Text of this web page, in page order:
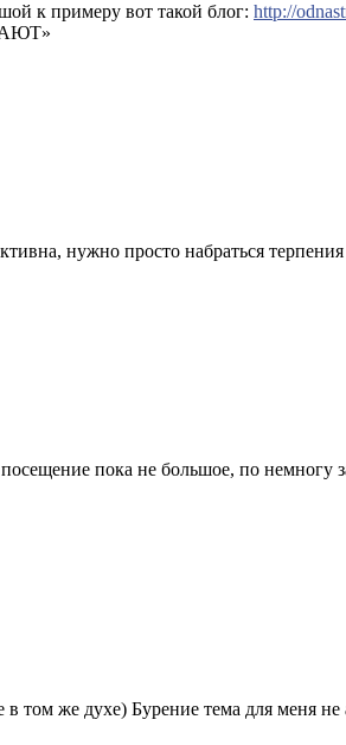
к примеру вот такой блог: http://
нужно просто набраться
пока не большое, по немногу
же духе) Бурение тема для меня не